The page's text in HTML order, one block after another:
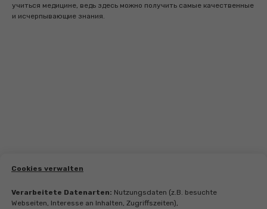
учиться медицине, ведь здесь можно получить самые качественные
и исчерпывающие знания.
Cookies verwalten
Verarbeitete Datenarten: Nutzungsdaten (z.B. besuchte
Webseiten, Interesse an Inhalten, Zugriffszeiten),